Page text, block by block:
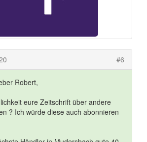
#6
Robert,
eure Zeitschrift über andere
? Ich würde diese auch abonnieren